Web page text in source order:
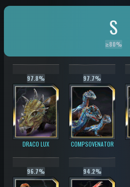
S
≥80%
97.8%
DRACO LUX
97.7%
COMPSOVENATOR
96.7% 94.2%